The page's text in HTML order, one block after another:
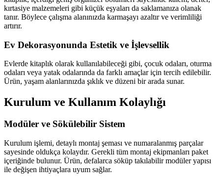
kırtasiye malzemeleri gibi küçük eşyaları da saklamanıza olanak
tanır. Böylece çalışma alanınızda karmaşayı azaltır ve verimliliği
artırır.
Ev Dekorasyonunda Estetik ve İşlevsellik
Evlerde kitaplık olarak kullanılabileceği gibi, çocuk odaları, oturma
odaları veya yatak odalarında da farklı amaçlar için tercih edilebilir.
Ürün, yaşam alanlarınızda şıklık ve düzeni bir arada sunar.
Kurulum ve Kullanım Kolaylığı
Modüler ve Sökülebilir Sistem
Kurulum işlemi, detaylı montaj şeması ve numaralanmış parçalar
sayesinde oldukça kolaydır. Gerekli tüm montaj ekipmanları paket
içeriğinde bulunur. Ürün, defalarca söküp takılabilir modüler yapısı
ile değişen ihtiyaçlara uyum sağlar.